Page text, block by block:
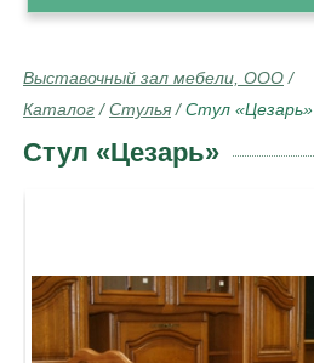
Выставочный зал мебели, ООО /
Каталог /Стулья /Стул «Цезарь»
Стул «Цезарь»